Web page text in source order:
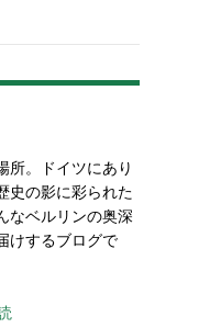
所。ドイツにあり
史の影に彩られた
なベルリンの奥深
けするブログで